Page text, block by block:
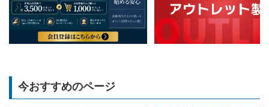
今おすすめのページ